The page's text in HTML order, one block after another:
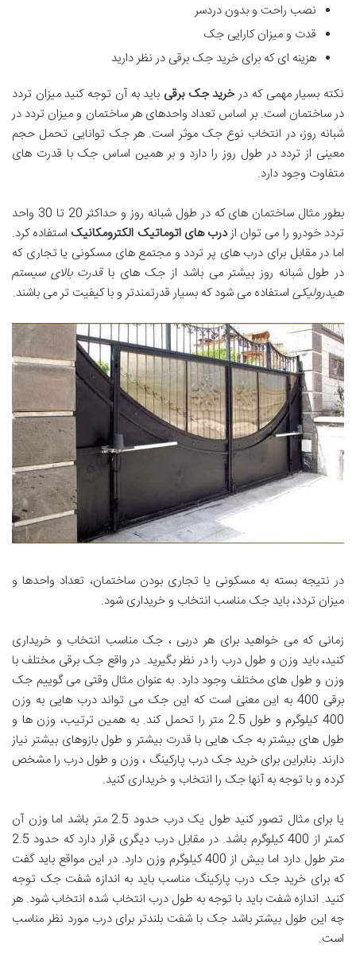
نصب راحت و بدون دردسر
قدت و میزان کارایی جک
هزینه ای که برای خرید جک برقی در نظر دارید
نکته بسیار مهمی که درخرید جک برقی باید به آن توجه کنید میزان تردد
در ساختمان است. بر اساس تعداد واحدهای هر ساختمان و میزان تردد در
شبانه روز، در انتخاب نوع جک موثر است. هر جک توانایی تحمل حجم
معینی از تردد در طول روز را دارد و بر همین اساس جک با قدرت های
متفاوت وجود دارد.
بطور مثال ساختمان های که در طول شبانه روز و حداکثر 20 تا 30 واحد
تردد خودرو را می توان ازدرب های اتوماتیک الکترومکانیک استفاده کرد.
اما در مقابل برای درب های پر تردد و مجتمع های مسکونی یا تجاری که
در طول شبانه روز بیشتر می باشد از جک های باقدرت بالای سیستم
هیدرولیکی استفاده می شود که بسیار قدرتمندتر و با کیفیت تر می باشند.
در نتیجه بسته به مسکونی یا تجاری بودن ساختمان، تعداد واحدها و
میزان تردد، باید جک مناسب انتخاب و خریداری شود.
زمانی که می خواهید برای هر دربی ، جک مناسب انتخاب و خریداری
کنید، باید وزن و طول درب را در نظر بگیرید. در واقع جک برقی مختلف با
وزن و طول های مختلف وجود دارد. به عنوان مثال وقتی می گوییم جک
برقی 400 به این معنی است که این جک می تواند درب هایی به وزن
400 کیلوگرم و طول 2.5 متر را تحمل کند. به همین ترتیب، وزن ها و
طول های بیشتر به جک هایی با قدرت بیشتر و طول بازوهای بیشتر نیاز
دارند. بنابراین برای خرید جک درب پارکینگ ، وزن و طول درب را مشخص
کرده و با توجه به آنها جک را انتخاب و خریداری کنید.
یا برای مثال تصور کنید طول یک درب حدود 2.5 متر باشد اما وزن آن
کمتر از 400 کیلوگرم باشد. در مقابل درب دیگری قرار دارد که حدود 2.5
متر طول دارد اما بیش از 400 کیلوگرم وزن دارد. در این مواقع باید گفت
که برای خرید جک درب پارکینگ مناسب باید به اندازه شفت جک توجه
کنید. اندازه شفت باید با توجه به طول درب انتخاب شده انتخاب شود. هر
چه این طول بیشتر باشد جک با شفت بلندتر برای درب مورد نظر مناسب
است.